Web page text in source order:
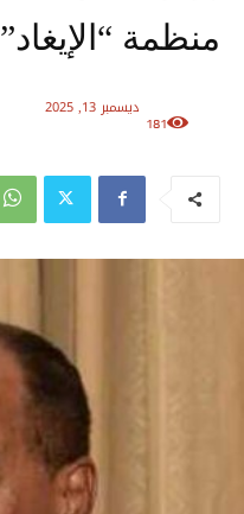
منظمة “الإيغاد”
ديسمبر 13, 2025
181